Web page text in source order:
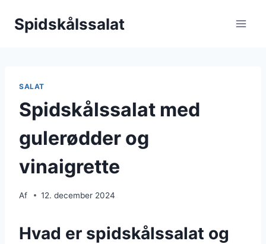
Spidskålssalat
SALAT
Spidskålssalat med
gulerødder og
vinaigrette
Af 12. december 2024
Hvad er spidskålssalat og